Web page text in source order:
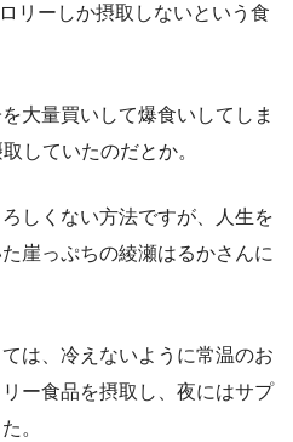
リーしか摂取しないという食
大量買いして爆食いしてしま
していたのだとか。
しくない方法ですが、人生を
崖っぷちの綾瀬はるかさんに
は、冷えないように常温のお
ー食品を摂取し、夜にはサプ
。